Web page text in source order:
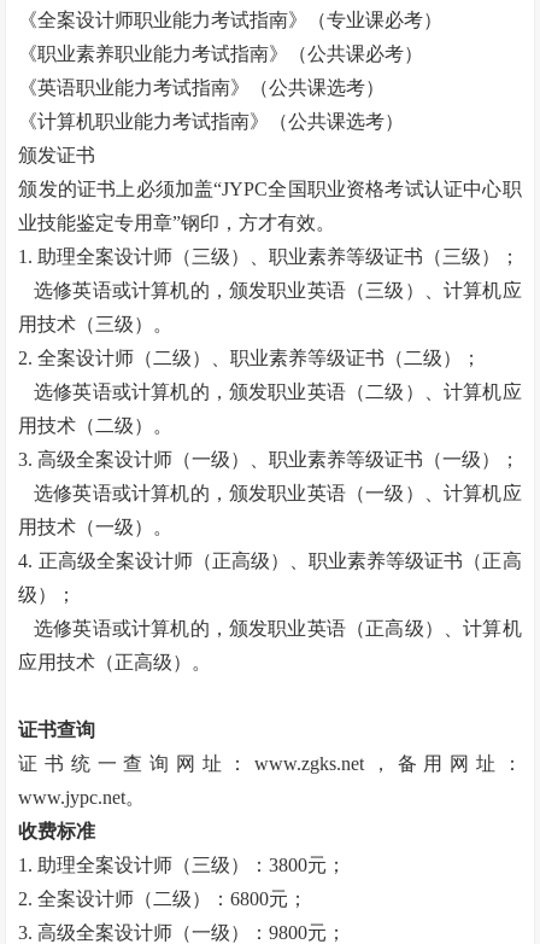
《全案设计师职业能力考试指南》（专业课必考）
《职业素养职业能力考试指南》（公共课必考）
《英语职业能力考试指南》（公共课选考）
《计算机职业能力考试指南》（公共课选考）
颁发证书
颁发的证书上必须加盖“JYPC全国职业资格考试认证中心职
业技能鉴定专用章”钢印，方才有效。
1. 助理全案设计师（三级）、职业素养等级证书（三级）；
选修英语或计算机的，颁发职业英语（三级）、计算机应
用技术（三级）。
2.全案设计师（二级）、职业素养等级证书（二级）；
选修英语或计算机的，颁发职业英语（二级）、计算机应
用技术（二级）。
3.高级全案设计师（一级）、职业素养等级证书（一级）；
选修英语或计算机的，颁发职业英语（一级）、计算机应
用技术（一级）。
4. 正高级全案设计师（正高级）、职业素养等级证书（正高
级）；
选修英语或计算机的，颁发职业英语（正高级）、计算机
应用技术（正高级）。
证书查询
证书统一查询网址：www.zgks.net ，备用网址：
www.jypc.net。
收费标准
1. 助理全案设计师（三级）：3800元；
2.全案设计师（二级）：6800元；
3.高级全案设计师（一级）：9800元；